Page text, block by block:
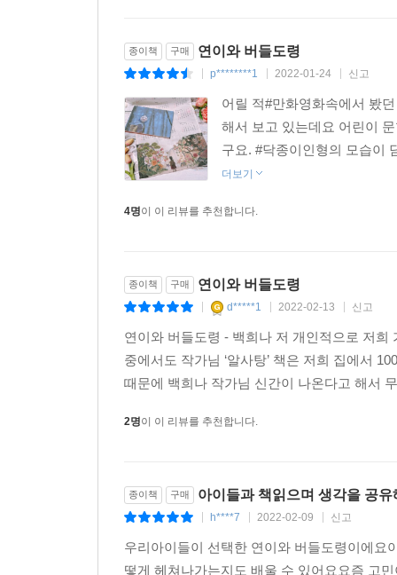
종이책 구매 연이와 버들도령
p********1 2022-01-24 신고
어릴 적#만화영화속에서 봤
해서 보고 있는데요 어린이
구요. #닥종이인형의 모습이
더보기
4명이 이 리뷰를 추천합니다.
종이책 구매 연이와 버들도령
d*****1 2022-02-13 신고
연이와 버들도령 - 백희나 저 개인적으로 저
중에서도 작가님 ‘알사탕’ 책은 저희 집에서
때문에 백희나 작가님 신간이 나온다고 해서
2명이 이 리뷰를 추천합니다.
종이책 구매 아이들과 책읽으며 생각을 공유
h****7 2022-02-09 신고
우리아이들이 선택한 연이와 버들도령이에요
떻게 헤쳐나가는지도 배울 수 있어요요즘 고